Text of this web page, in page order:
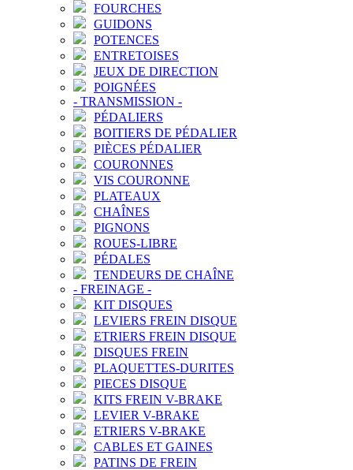
FOURCHES
GUIDONS
POTENCES
ENTRETOISES
JEUX DE DIRECTION
POIGNÉES
- TRANSMISSION -
PÉDALIERS
BOITIERS DE PÉDALIER
PIÈCES PÉDALIER
COURONNES
VIS COURONNE
PLATEAUX
CHAÎNES
PIGNONS
ROUES-LIBRE
PÉDALES
TENDEURS DE CHAÎNE
- FREINAGE -
KIT DISQUES
LEVIERS FREIN DISQUE
ETRIERS FREIN DISQUE
DISQUES FREIN
PLAQUETTES-DURITES
PIECES DISQUE
KITS FREIN V-BRAKE
LEVIER V-BRAKE
ETRIERS V-BRAKE
CABLES ET GAINES
PATINS DE FREIN